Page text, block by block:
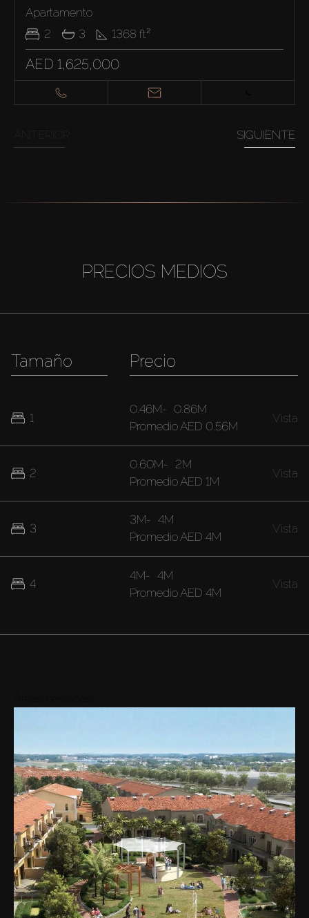
Apartamento
2
3 1368 ft²
AED 1,625,000
SIGUIENTE
PRECIOS MEDIOS
Tamaño
1
2
3
4
Precio
0.46M- 0.86M
PromedioAED 0.56M
Vista
0.60M- 2M
PromedioAED 1M
Vista
3M- 4M
PromedioAED 4M
Vista
4M- 4M
PromedioAED 4M
Vista